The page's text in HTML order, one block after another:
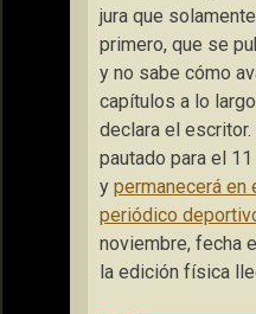
jura que
primero, que se
y no sabe cómo
capítulos a lo
declara el
pautado para el
y permanecerá
periódico
noviembre, fecha
la edición física